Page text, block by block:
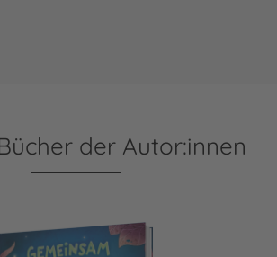
der Autor:innen